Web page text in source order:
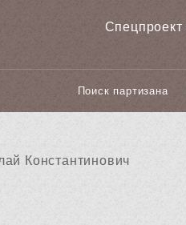
Спецпроект
Поиск партизана
Константинович